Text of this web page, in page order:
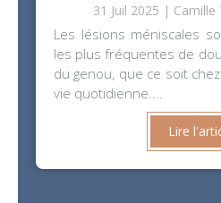
31 Juil 2025 Camille
Les lésions méniscales
les plus fréquentes de
du genou, que ce soit
vie quotidienne....
Lire